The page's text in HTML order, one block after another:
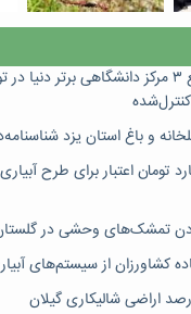
دانشگاه تهران در جمع ۳ مرکز دانشگاهی برتر
میلیارد تومان اعتبار برای
تمشک‌های وحشی در
کشاورزان از سیستم‌های